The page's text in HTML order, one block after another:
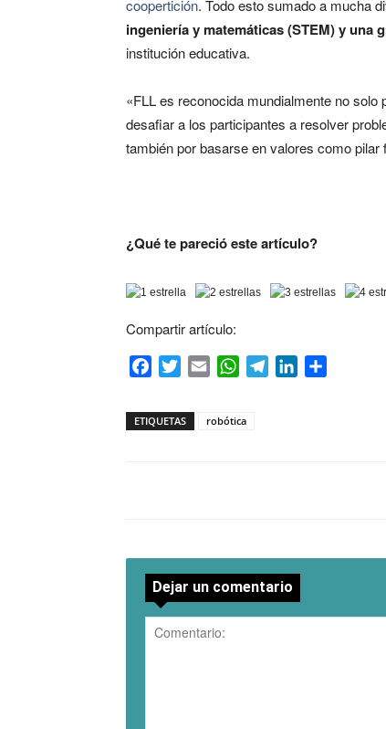
coopertición. Todo esto sumado a mucha
ingeniería y matemáticas (STEM) y una
institución educativa.
«FLL es reconocida mundialmente no
desafiar a los participantes a resolver
también por basarse en valores como
¿Qué te pareció este artículo?
Compartir artículo:
FacebookTwitterEmail WhatsAppTelegramLinkedIn
ETIQUETAS robótica
Dejar un comentario